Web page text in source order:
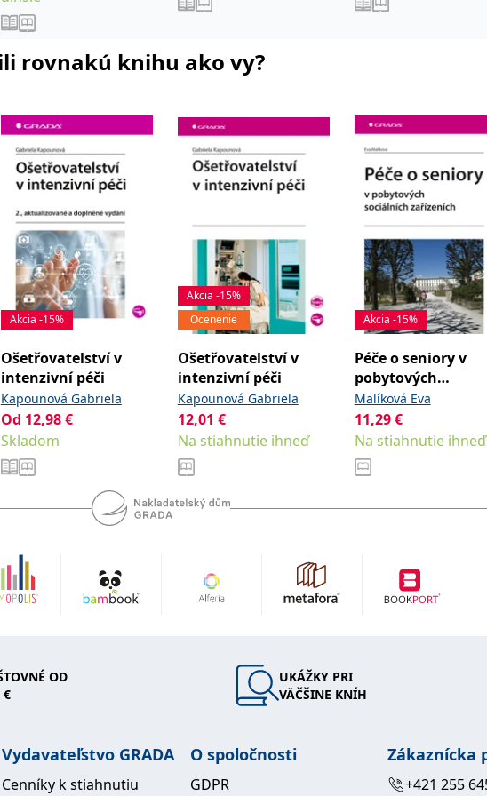
rovnakú knihu ako vy?
Akcia -15%
Ošetřovatelství v
intenzivní péči
Kapounová Gabriela
Od 12,98€
Skladom
Akcia -15%
Ocenenie
Ošetřovatelství v
intenzivní péči
Kapounová Gabriela
12,01 €
Na stiahnutie ihneď
Akcia -15%
Péče o seniory v
pobytových
sociálních
Malíková Eva
11,29€
Na stiahnutie ihneď
OD
€
UKÁŽKY PRI
VÄČŠINE KNÍH
Vydavateľstvo GRADA
Cenníky k stiahnutiu
O spoločnosti
GDPR
Zákaznícka
+421 255